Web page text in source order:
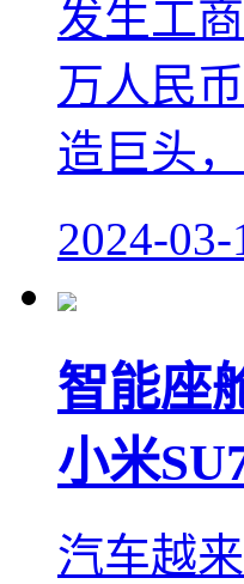
发生工
万人民
造巨头
2024-03-
智能座
小米
汽车越